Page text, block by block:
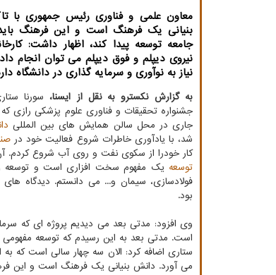
معاون علمی و فناوری رئیس جمهوری با
بنیانی یک فرهنگ است و این فرهنگ
جامعه توسعه پیدا کند، اظهار داشت:
نیروی دیپلم و فوق دیپلم می توان انجام
نیاز به نوآوری و سرمایه گذاری در دانشگاه
به گزارش نکسترو به نقل از ایسنا، سورنا
جاری در محل سالن همایش های بین المللی
شد، با یادآوری خاطرات شروع فعالیت خود در
کار خودرا از سکوی نفت و روی آب شروع کردم.
توسعه یک مفهوم سخت افزاری است و توسعه
بود.
وی افزود: مدتی بعد می دیدیم پروژه ای که
است. مدتی بعد به این رسیدم که توسعه مفهومی
ستاری اضافه کرد: الان سه چهار سالی است که
می آورد. دانش بنیانی یک فرهنگ است و این